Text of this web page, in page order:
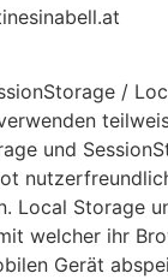
/
und
Local Storage
welcher ihr
Gerät